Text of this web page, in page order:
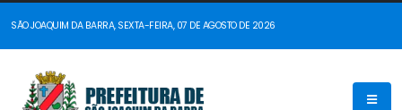
SÃO JOAQUIM DA BARRA, SEXTA-FEIRA, 07 DE AGOSTO DE 2026